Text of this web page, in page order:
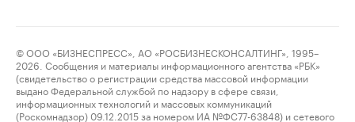
© ООО «БИЗНЕСПРЕСС», АО «РОСБИЗНЕСКОНСАЛТИНГ», 1995–
2026. Сообщения и материалы информационного агентства «РБК»
(свидетельство о регистрации средства массовой информации
выдано Федеральной службой по надзору в сфере связи,
информационных технологий и массовых коммуникаций
(Роскомнадзор) 09.12.2015 за номером ИА №ФС77-63848) и сетевого